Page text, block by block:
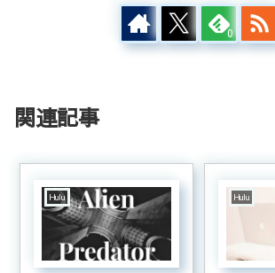
0
関連記事
Hulu Hulu